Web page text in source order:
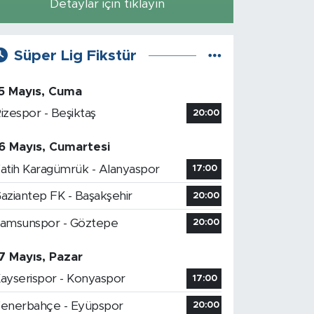
Detaylar için tıklayın
Süper Lig Fikstür
Mayıs, Cuma
- Beşiktaş
20:00
Mayıs, Cumartesi
Karagümrük - Alanyaspor
17:00
FK - Başakşehir 20:00
- Göztepe 20:00
Mayıs, Pazar
- Konyaspor
17:00
- Eyüpspor 20:00